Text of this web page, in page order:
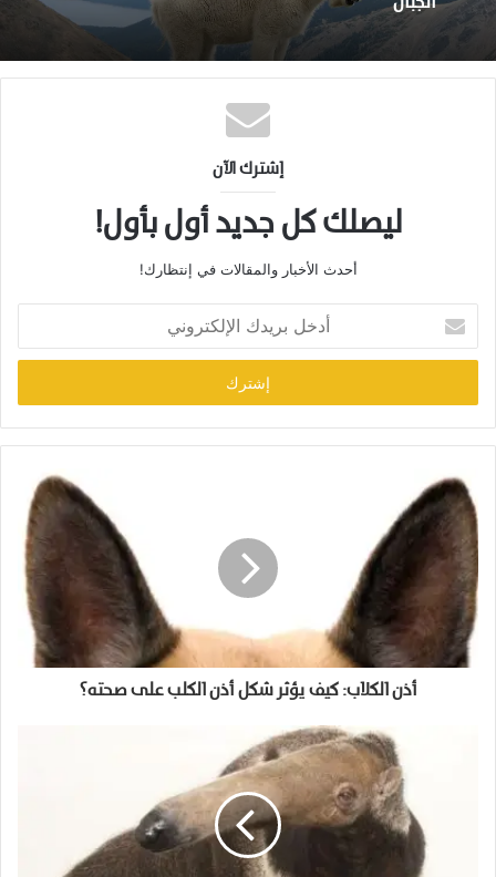
مقاومة المضادات الحيوية في الطب البيطري:
إشترك الآن
ليصلك كل جديد أول بأول!
أحدث الأخبار والمقالات في إنتظارك!
بريدك
الإلكتروني
أذن الكلاب: كيف يؤثر شكل أذن الكلب على صحته؟